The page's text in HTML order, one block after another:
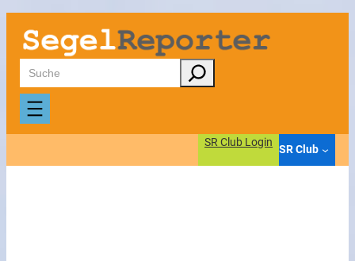
Zum
Inhalt
springen
Suchen
SR Club Login
SR Club